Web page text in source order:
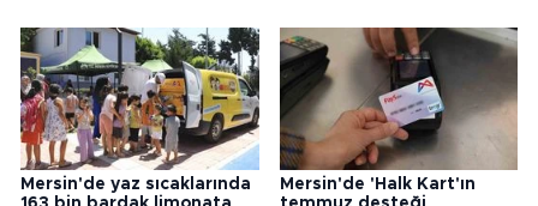
Mersin'de yaz sıcaklarında
Mersin'de 'Halk Kart'ın